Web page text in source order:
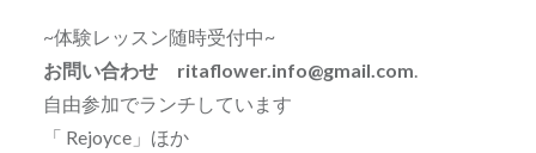
~体験レッスン随時受付中~
お問い合わせ ritaflower.info@gmail.com
自由参加でランチしています
「 Rejoyce」ほか